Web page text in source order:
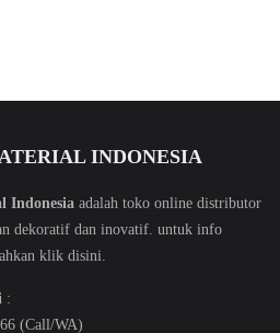
INDONESIA
Indonesia adalah toko online distributor
dekoratif dan inovatif. untuk info
klik disini.
:
(Call/WA)